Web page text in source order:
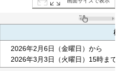
2026年2月6日（金曜日）から
2026年3月3日（火曜日）15時まで